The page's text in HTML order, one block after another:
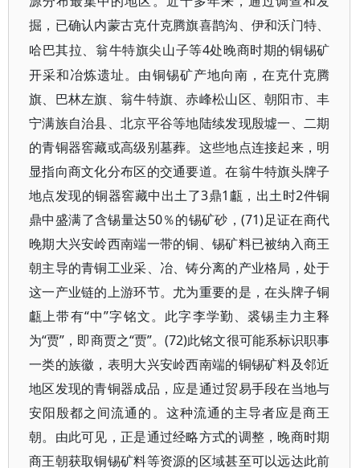
掘，已确认内蒙古克什克腾旗喜鹊沟、伊和沃门特、
哈巴其拉、翁牛特旗尖山子等4处晚商时期的铜锡矿
开采和冶炼遗址。由铜锡矿产地向南，在克什克腾
旗、巴林左旗、翁牛特旗、赤峰松山区、朝阳市、丰
宁满族自治县、北京平谷等地陆续发现殷墟一、二期
的青铜器窖藏或高级别墓葬。这些地点连接起来，明
显指向商文化分布区的交通要道。在翁牛特旗头牌子
地点发现的铜器窖藏中出土了3鼎1甗，出土时2件铜
鼎中盛满了含锡量达50％的锡矿砂，(71)足证在商代
晚期大兴安岭西南端一带的铜、锡矿料已被纳入商王
朝主导的青铜工业采、冶、铸分离的产业格局，处于
这一产业链的上游环节。尤为重要的是，在头牌子铜
甗上带有“中”字铭文。此字李学勤、裘锡圭力主释
为“贾”，即商贾之“贾”。(72)此铭文很可能系标识职事
一类的族徽，表明大兴安岭西南端的铜锡矿料及邻近
地区发现的青铜器成品，应是通过贸易手段在当地与
安阳殷都之间流通的。这种流通的主导者应是商王
朝。由此可见，正是通过经略方式的调整，晚商时期
商王朝获取铜锡矿料等资源的区域甚至可以远达此前